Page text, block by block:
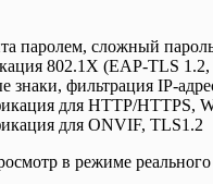
паролем, сложный
802.1X (EAP-TLS
фильтрация IP-
для HTTP/HTTPS,
для ONVIF, TLS1.2
в режиме